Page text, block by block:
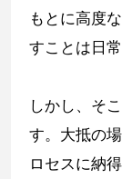
もとに高度
すことは日
しかし、そ
す。大抵の
ロセスに納